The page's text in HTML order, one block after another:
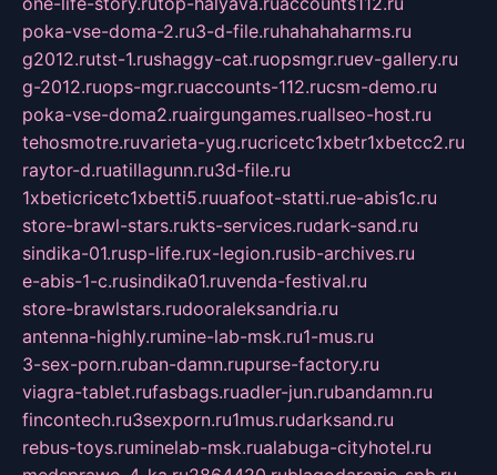
poka-vse-doma-2.ru3-d-file.ruhahahaharms.ru
g2012.rutst-1.rushaggy-cat.ruopsmgr.ruev-gallery.ru
g-2012.ruops-mgr.ruaccounts-112.rucsm-demo.ru
poka-vse-doma2.ruairgungames.ruallseo-host.ru
tehosmotre.ruvarieta-yug.rucricetc1xbetr1xbetcc2.ru
raytor-d.ruatillagunn.ru3d-file.ru
1xbeticricetc1xbetti5.ruuafoot-statti.rue-abis1c.ru
store-brawl-stars.rukts-services.rudark-sand.ru
sindika-01.rusp-life.rux-legion.rusib-archives.ru
e-abis-1-c.rusindika01.ruvenda-festival.ru
store-brawlstars.rudooraleksandria.ru
antenna-highly.rumine-lab-msk.ru1-mus.ru
3-sex-porn.ruban-damn.rupurse-factory.ru
viagra-tablet.rufasbags.ruadler-jun.rubandamn.ru
fincontech.ru3sexporn.ru1mus.rudarksand.ru
rebus-toys.ruminelab-msk.rualabuga-cityhotel.ru